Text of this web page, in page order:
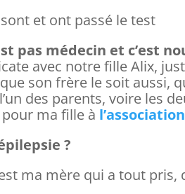
et ont passé le test
pas médecin et c’est
avec notre fille Alix,
son frère le soit aussi,
des parents, voire les
pour ma fille à
?
ma mère qui a tout pris,